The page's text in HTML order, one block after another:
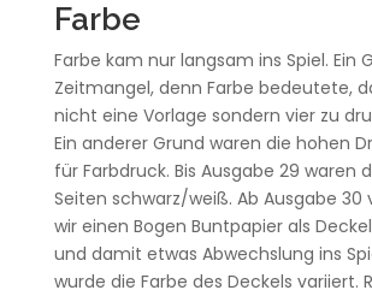
Farbe
Farbe kam nur langsam ins Spiel. Ein
Zeitmangel, denn Farbe bedeutete,
nicht eine Vorlage sondern vier zu
Ein anderer Grund waren die hohen
für Farbdruck. Bis Ausgabe 29 waren
Seiten schwarz/weiß. Ab Ausgabe 30
wir einen Bogen Buntpapier als
und damit etwas Abwechslung ins
wurde die Farbe des Deckels variiert.